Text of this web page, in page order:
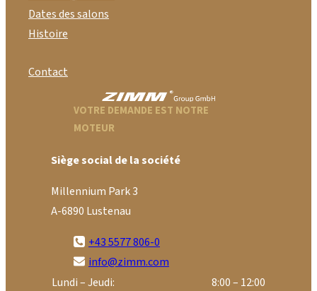
Dates des salons
Histoire
Contact
VOTRE DEMANDE EST NOTRE
MOTEUR
Siège social de la société
Millennium Park 3
A-6890 Lustenau
+43 5577 806-0
info@zimm.com
Lundi – Jeudi:
8:00 – 12:00